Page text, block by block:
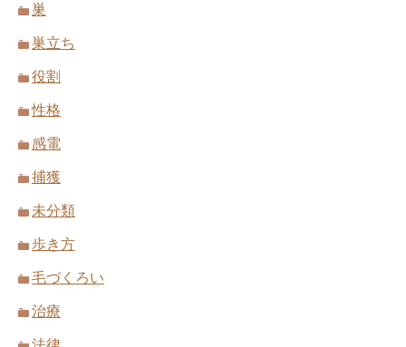
巣
巣立ち
役割
性格
感電
捕獲
未分類
歩き方
毛づくろい
治療